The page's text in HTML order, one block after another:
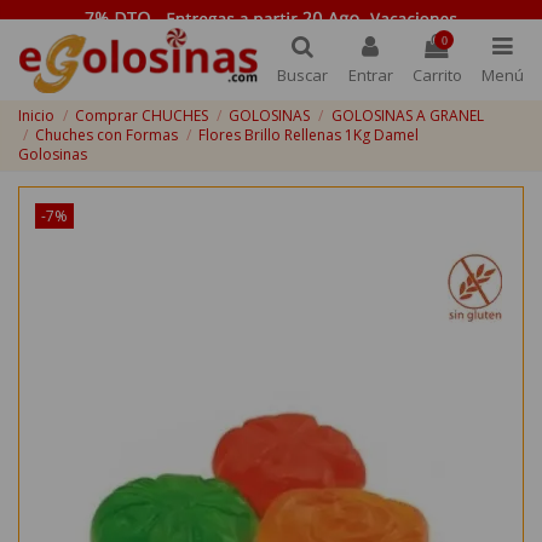
Buscar Entrar
0
Carrito Menú
Inicio Comprar CHUCHES GOLOSINAS
GOLOSINAS A GRANEL
Chuches con Formas
Flores Brillo Rellenas 1Kg Damel
Golosinas
-7%